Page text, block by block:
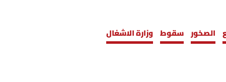
الصخور سقوط وزارة الاشغال